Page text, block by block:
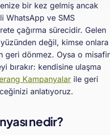
bir kez gelmiş ancak
WhatsApp ve SMS
çağırma sürecidir. Gelen
değil, kimse onlara
geri dönmez. Oysa o misafir
bırakır: kendisine ulaşma
Kampanyalar ile geri
anlatıyoruz.
nedir?